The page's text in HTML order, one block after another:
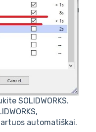
SOLIDWORKS.
automatiškai.